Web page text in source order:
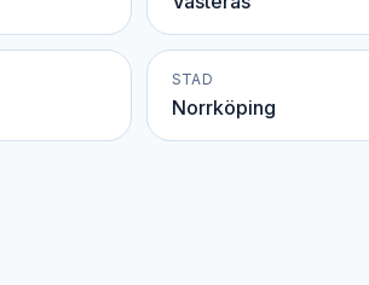
STAD
Norrköping